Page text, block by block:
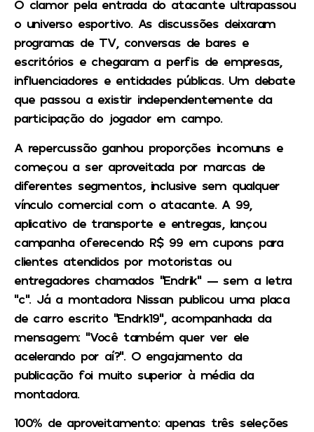
O clamor pela entrada do atacante ultrapassou
o universo esportivo. As discussões deixaram
programas de TV, conversas de bares e
escritórios e chegaram a perfis de empresas,
influenciadores e entidades públicas. Um debate
que passou a existir independentemente da
participação do jogador em campo.
A repercussão ganhou proporções incomuns e
começou a ser aproveitada por marcas de
diferentes segmentos, inclusive sem qualquer
vínculo comercial com o atacante. A 99,
aplicativo de transporte e entregas, lançou
campanha oferecendo R$ 99 em cupons para
clientes atendidos por motoristas ou
entregadores chamados “Endrik” — sem a letra
“c”. Já a montadora Nissan publicou uma placa
de carro escrito “Endrk19”, acompanhada da
mensagem: “Você também quer ver ele
acelerando por aí?”. O engajamento da
publicação foi muito superior à média da
montadora.
100% de aproveitamento: apenas três seleções